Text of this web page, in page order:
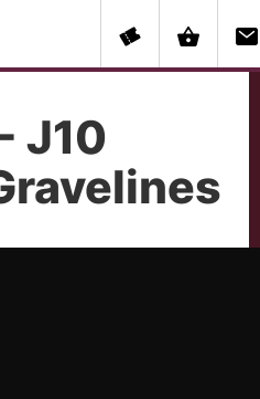
J10